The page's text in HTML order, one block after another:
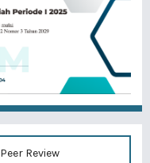
Peer Review